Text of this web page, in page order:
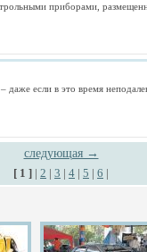
приборами,
если в это время
следующая →
[ 1 ] | 2 | 3 | 4 | 5 | 6 |